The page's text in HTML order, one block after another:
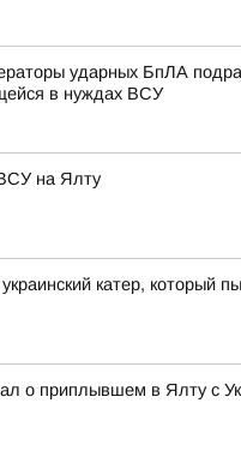
ударных БпЛА
в нуждах ВСУ
на Ялту
катер, который
о приплывшем в Ялту с